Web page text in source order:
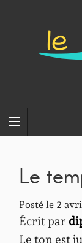
Le
Posté le 2
Écrit par
Le ton est